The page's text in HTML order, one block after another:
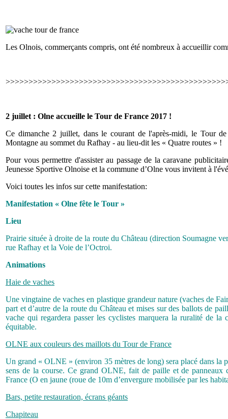
Les Olnois, commerçants compris, ont été nombreux à accueillir
2 juillet : Olne accueille le Tour de France 2017 !
Ce dimanche 2 juillet, dans le courant de l'après-midi, le Tour
Montagne au sommet du Rafhay - au lieu-dit les « Quatre routes » !
Pour vous permettre d'assister au passage de la caravane
Jeunesse Sportive Olnoise et la commune d’Olne vous invitent à
Voici toutes les infos sur cette manifestation:
Manifestation « Olne fête le Tour »
Lieu
Prairie située à droite de la route du Château (direction Soumagne
rue Rafhay et la Voie de l’Octroi.
Animations
Haie de vaches
Une vingtaine de vaches en plastique grandeur nature (vaches de
part et d’autre de la route du Château et mises sur des ballots de
vache qui regardera passer les cyclistes marquera la ruralité de la
équitable.
OLNE aux couleurs des maillots du Tour de France
Un grand « OLNE » (environ 35 mètres de long) sera placé dans la
sens de la course. Ce grand OLNE, fait de paille et de panneaux
France (O en jaune (roue de 10m d’envergure mobilisée par les
Bars, petite restauration, écrans géants
Chapiteau